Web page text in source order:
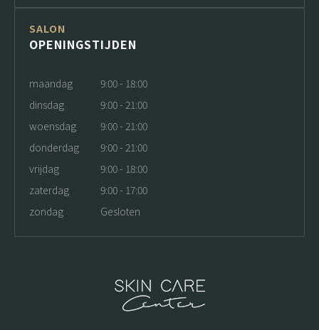
SALON
OPENINGSTIJDEN
maandag
9:00 - 18:00
dinsdag
9:00 - 21:00
woensdag
9:00 - 21:00
donderdag
9:00 - 21:00
vrijdag
9:00 - 18:00
zaterdag
9:00 - 17:00
zondag
Gesloten